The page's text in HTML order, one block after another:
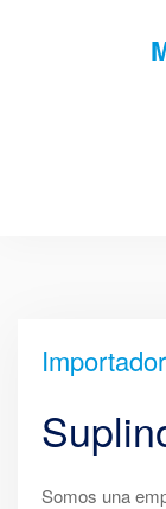
Somos una